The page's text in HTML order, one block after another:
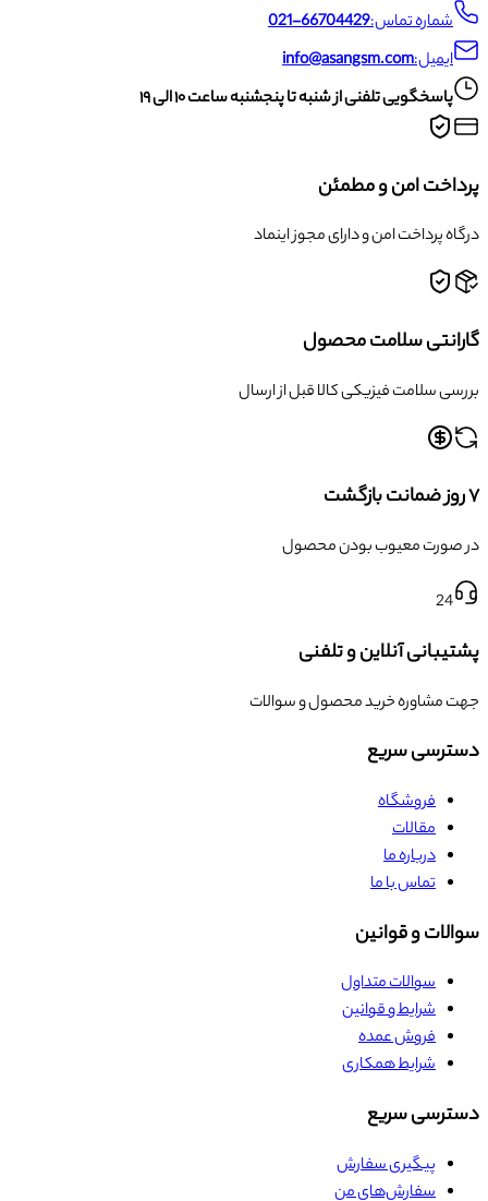
شماره تماس:021-66704429
ایمیل:info@asangsm.com
پاسخگویی تلفنی از شنبه تا پنجشنبه ساعت ۱۰ الی ۱۹
پرداخت امن و مطمئن
درگاه پرداخت امن و دارای مجوز اینماد
گارانتی سلامت محصول
بررسی سلامت فیزیکی کالا قبل از ارسال
۷ روز ضمانت بازگشت
در صورت معیوب بودن محصول
24
پشتیبانی آنلاین و تلفنی
جهت مشاوره خرید محصول و سوالات
دسترسی سریع
فروشگاه
مقالات
درباره ما
تماس با ما
سوالات و قوانین
سوالات متداول
شرایط و قوانین
فروش عمده
شرایط همکاری
دسترسی سریع
پیگیری سفارش
سفارش‌های من